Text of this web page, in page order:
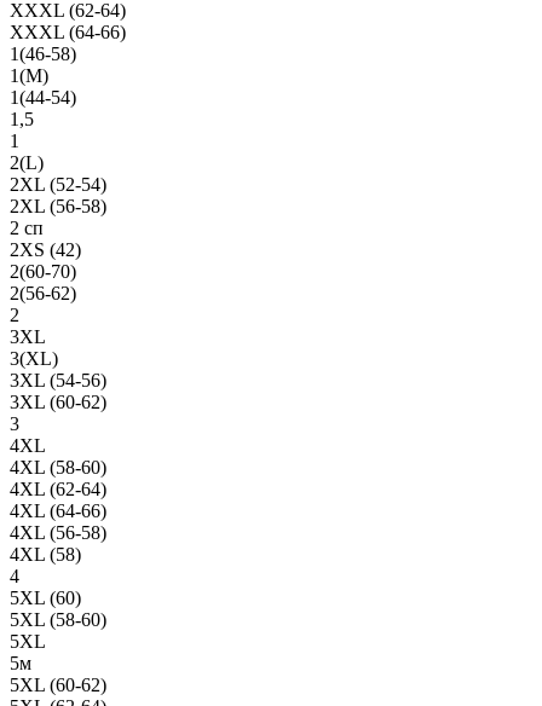
XXXL (62-64)
XXXL (64-66)
1(46-58)
1(М)
1(44-54)
1,5
1
2(L)
2XL (52-54)
2XL (56-58)
2 сп
2XS (42)
2(60-70)
2(56-62)
2
3XL
3(XL)
3XL (54-56)
3XL (60-62)
3
4XL
4XL (58-60)
4XL (62-64)
4XL (64-66)
4XL (56-58)
4XL (58)
4
5XL (60)
5XL (58-60)
5XL
5м
5XL (60-62)